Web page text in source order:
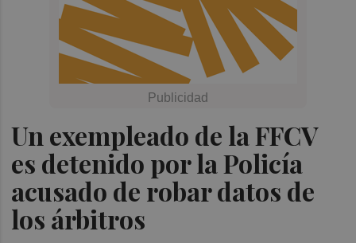
Un exempleado de la FFCV
es detenido por la Policía
acusado de robar datos de
los árbitros